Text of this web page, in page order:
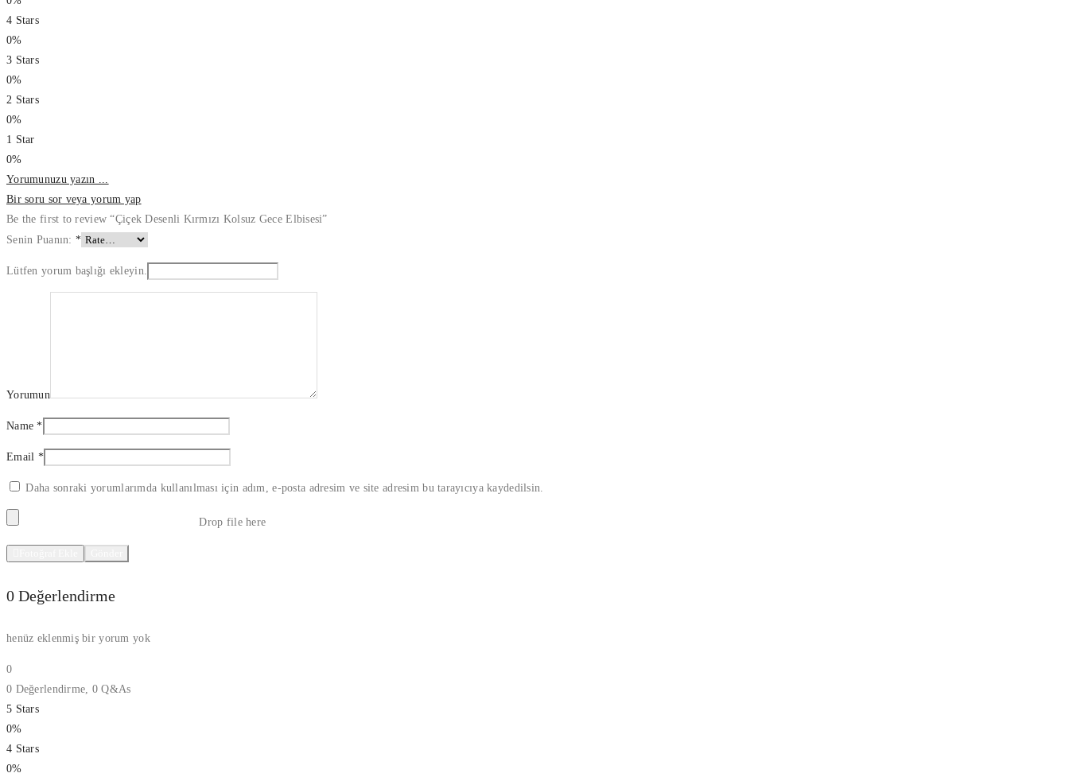
4 Stars
0%
3 Stars
0%
2 Stars
0%
1 Star
0%
Yorumunuzu yazın ...
Bir soru sor veya yorum yap
Be the first to review “Çiçek Desenli Kırmızı Kolsuz Gece Elbisesi”
Senin Puanın: *
Lütfen yorum başlığı ekleyin.
Yorumun
Name*
Email *
Daha sonraki yorumlarımda kullanılması için adım, e-posta adresim ve site adresim bu tarayıcıya kaydedilsin.
Drop file here
0 Değerlendirme
henüz eklenmiş bir yorum yok
0
0 Değerlendirme, 0 Q&As
5 Stars
0%
4 Stars
0%